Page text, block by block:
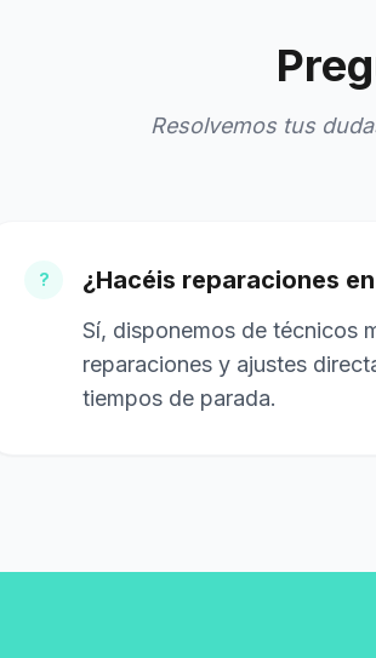
Resolvemos tus
? ¿Hacéis reparaciones
Sí, disponemos de técnicos
reparaciones y ajustes
tiempos de parada.